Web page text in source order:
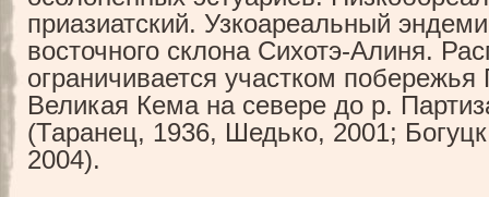
приазиатский. Узкоареальный
восточного склона Сихотэ-Алиня.
ограничивается участком
Великая Кема на севере до р.
(Таранец, 1936, Шедько, 2001;
2004).